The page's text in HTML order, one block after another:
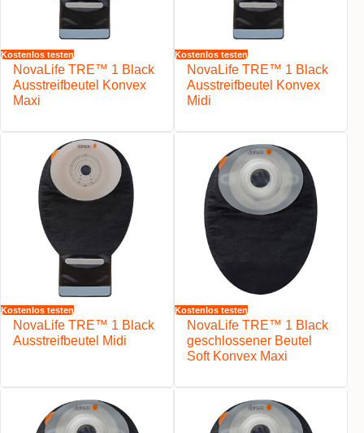
Kostenlos testen
NovaLife TRE™ 1 Black
Ausstreifbeutel Konvex
Maxi
Kostenlos testen
NovaLife TRE™ 1 Black
Ausstreifbeutel Konvex
Midi
Kostenlos testen
NovaLife TRE™ 1 Black
Ausstreifbeutel Midi
Kostenlos testen
NovaLife TRE™ 1 Black
geschlossener Beutel
Soft Konvex Maxi